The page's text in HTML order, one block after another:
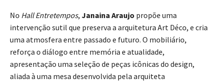
No Hall Entretempos, Janaina Araujo propõe uma
intervenção sutil que preserva a arquitetura Art Déco, e cria
uma atmosfera entre passado e futuro. O mobiliário,
reforça o diálogo entre memória e atualidade,
apresentação uma seleção de peças icônicas do design,
aliada à uma mesa desenvolvida pela arquiteta